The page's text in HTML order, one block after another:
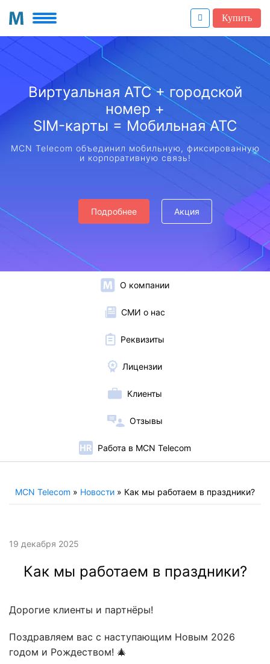
Купить
Виртуальная АТС + городской
номер +
SIM-карты = Мобильная АТС
MCN Telecom объединил мобильную, фиксированную
и корпоративную связь!
Подробнее Акция
О компании
СМИ о нас
Реквизиты
Лицензии
Клиенты
Отзывы
Работа в MCN Telecom
MCN Telecom » Новости » Как мы работаем в праздники?
19 декабря 2025
Как мы работаем в праздники?
Дорогие клиенты и партнёры!
Поздравляем вас с наступающим Новым 2026
годом и Рождеством! 🎄